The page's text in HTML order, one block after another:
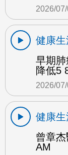
2026/
健康生
早期
降低5
2026/
健康生
曾章
AM